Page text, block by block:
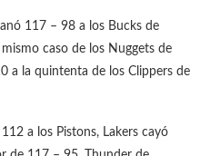
117 – 98 a los Bucks de
caso de los Nuggets de
a la quintenta de los Clippers de
a los Pistons, Lakers cayó